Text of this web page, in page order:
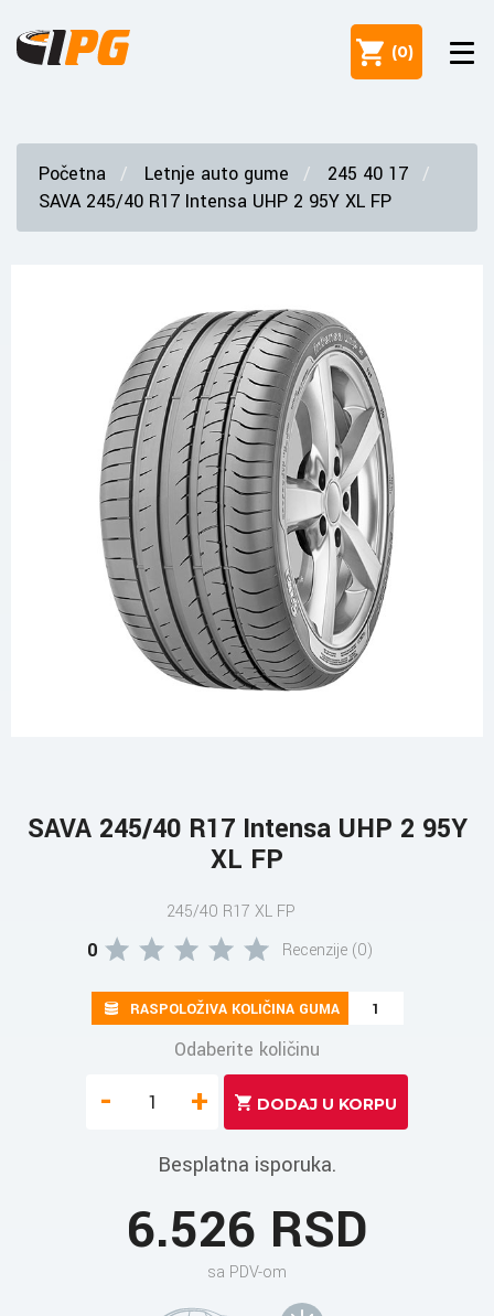
(0)
Početna Letnje auto gume
245 40 17
SAVA 245/40 R17 Intensa UHP 2 95Y XL FP
SAVA 245/40 R17 Intensa UHP 2 95Y
XL FP
245/40 R17 XL FP
0 Recenzije (0)
RASPOLOŽIVA KOLIČINA GUMA 1
Odaberite količinu
- +
Besplatna isporuka.
6.526 RSD
sa PDV-om